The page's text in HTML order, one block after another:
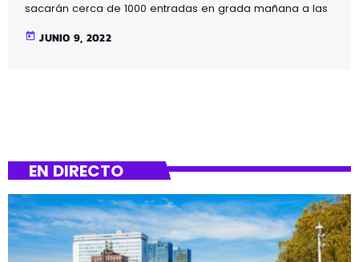
sacarán cerca de 1000 entradas en grada mañana a las
13:00 (hora española) en la web del grupo y en
today JUNIO 9, 2022
EN DIRECTO